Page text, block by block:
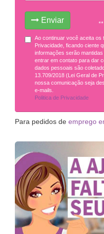
Enviar
Ao continuar você aceita os
Privacidade, ficando ciente
informações serão
entrar em contato para dar
dados pessoais são
13.709/2018 (Lei Geral de
nossa comunicação seja
e-mails.
Politica de Privacidade
Para pedidos de emprego